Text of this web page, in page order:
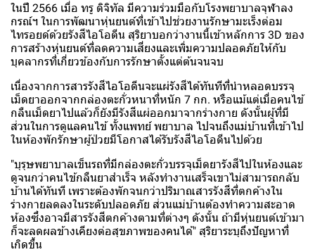
ในปี 2566 เมื่อ ทรู ดิจิทัล มีความร่วมมือกับโรงพยาบาลจุฬาลง
กรณ์ฯ ในการพัฒนาหุ่นยนต์ที่เข้าไปช่วยงานรักษามะเร็งต่อม
ไทรอยด์ด้วยรังสีไอโอดีน สุริยาบอกว่างานนี้เข้าหลักการ 3D ของ
การสร้างหุ่นยนต์ที่ลดความเสี่ยงและเพิ่มความปลอดภัยให้กับ
บุคลากรที่เกี่ยวข้องกับการรักษาตั้งแต่ต้นจนจบ
เนื่องจากการสารรังสีไอโอดีนจะแผ่รังสีได้ทันทีที่นำหลอดบรรจุ
เม็ดยาออกจากกล่องตะกั่วหนาที่หนัก 7 กก. หรือแม้แต่เมื่อคนไข้
กลืนเม็ดยาไปแล้วก็ยังมีรังสีแผ่ออกมาจากร่างกาย ดังนั้นผู้ที่มี
ส่วนในการดูแลคนไข้ ทั้งแพทย์ พยาบาล ไปจนถึงแม่บ้านที่เข้าไป
ในห้องพักรักษาผู้ป่วยมีโอกาสได้รับรังสีไอโอดีนไปด้วย
"บุรุษพยาบาลเข็นรถที่มีกล่องตะกั่วบรรจุเม็ดยารังสีไปในห้องและ
ดูจนกว่าคนไข้กลืนยาสำเร็จ หลังทำงานเสร็จเขาไม่สามารถกลับ
บ้านได้ทันที เพราะต้องพักจนกว่าปริมาณสารรังสีที่ตกค้างใน
ร่างกายลดลงในระดับปลอดภัย ส่วนแม่บ้านต้องทำความสะอาด
ห้องซึ่งอาจมีสารรังสีตกค้างตามที่ต่างๆ ดังนั้น ถ้ามีหุ่นยนต์เข้ามา
ก็จะลดผลข้างเคียงต่อสุขภาพของคนได้" สุริยาระบุถึงปัญหาที่
เกิดขึ้น